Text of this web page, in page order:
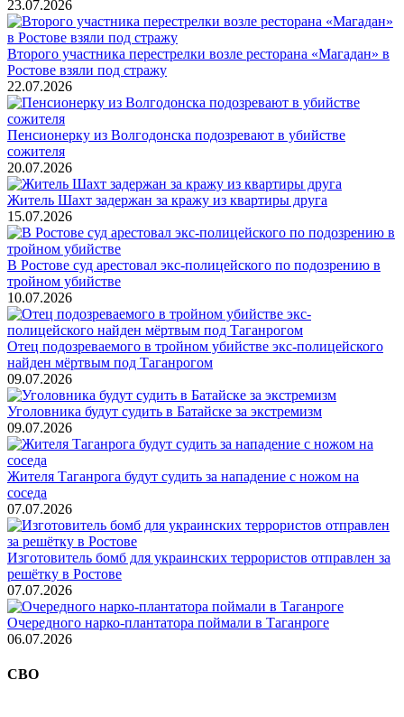
23.07.2026
Второго участника перестрелки возле ресторана «Магадан» в
Ростове взяли под стражу
22.07.2026
Пенсионерку из Волгодонска подозревают в убийстве
сожителя
20.07.2026
Житель Шахт задержан за кражу из квартиры друга
15.07.2026
В Ростове суд арестовал экс-полицейского по подозрению в
тройном убийстве
10.07.2026
Отец подозреваемого в тройном убийстве экс-полицейского
найден мёртвым под Таганрогом
09.07.2026
Уголовника будут судить в Батайске за экстремизм
09.07.2026
Жителя Таганрога будут судить за нападение с ножом на
соседа
07.07.2026
Изготовитель бомб для украинских террористов отправлен за
решётку в Ростове
07.07.2026
Очередного нарко-плантатора поймали в Таганроге
06.07.2026
СВО